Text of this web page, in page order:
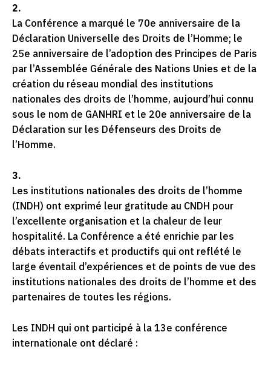
2.
La Conférence a marqué le 70e anniversaire de la
Déclaration Universelle des Droits de l’Homme; le
25e anniversaire de l’adoption des Principes de Paris
par l’Assemblée Générale des Nations Unies et de la
création du réseau mondial des institutions
nationales des droits de l’homme, aujourd’hui connu
sous le nom de GANHRI et le 20e anniversaire de la
Déclaration sur les Défenseurs des Droits de
l’Homme.
3.
Les institutions nationales des droits de l’homme
(INDH) ont exprimé leur gratitude au CNDH pour
l’excellente organisation et la chaleur de leur
hospitalité. La Conférence a été enrichie par les
débats interactifs et productifs qui ont reflété le
large éventail d’expériences et de points de vue des
institutions nationales des droits de l’homme et des
partenaires de toutes les régions.
Les INDH qui ont participé à la 13e conférence
internationale ont déclaré :